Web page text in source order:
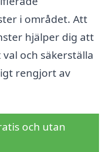
i området. Att
hjälper dig att
och säkerställa
rengjort av
och utan